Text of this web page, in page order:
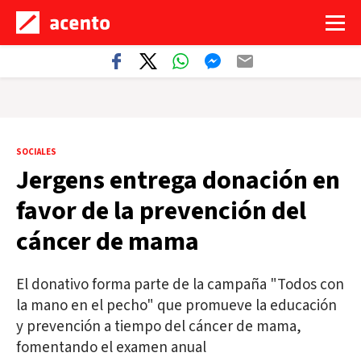
SOCIALES
Jergens entrega donación en
favor de la prevención del
cáncer de mama
El donativo forma parte de la campaña "Todos con
la mano en el pecho" que promueve la educación
y prevención a tiempo del cáncer de mama,
fomentando el examen anual